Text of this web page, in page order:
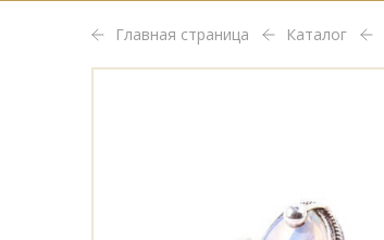
Главная страница Каталог